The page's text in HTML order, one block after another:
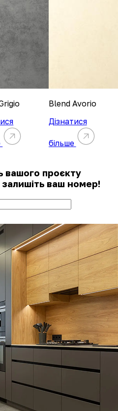
Blend Avorio
Дізнатися
більше
вашого проєкту
ваш номер!